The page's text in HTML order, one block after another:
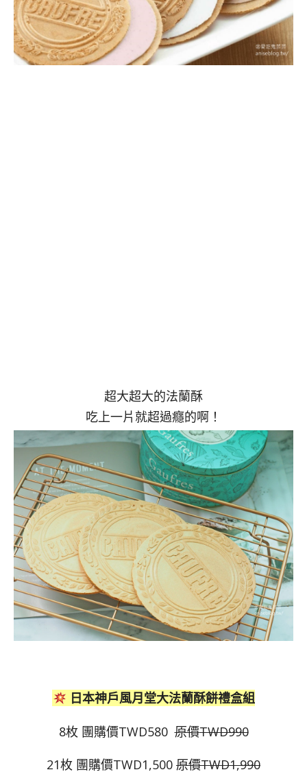
超大超大的法蘭酥
吃上一片就超過癮的啊！
日本神戶風月堂大法蘭酥餅禮盒組
8枚 團購價TWD580原價TWD990
21枚 團購價TWD1,500 原價TWD1,990